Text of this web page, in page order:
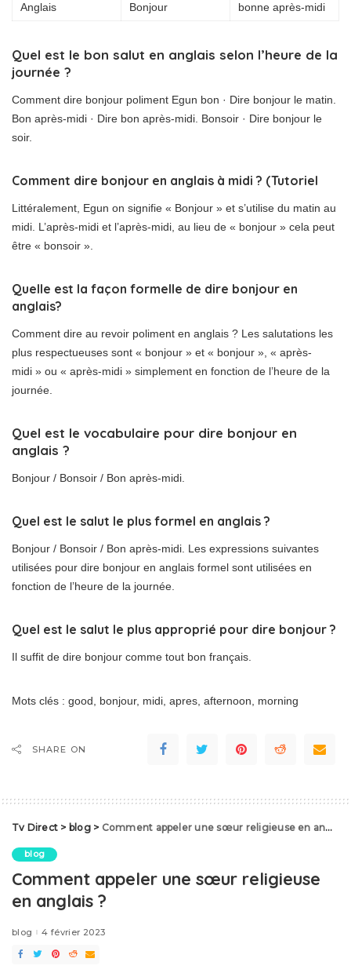
Anglais Bonjour bonne après-midi
Quel est le bon salut en anglais selon l’heure de la
journée ?
Comment dire bonjour poliment Egun bon · Dire bonjour le matin.
Bon après-midi · Dire bon après-midi. Bonsoir · Dire bonjour le
soir.
Comment dire bonjour en anglais à midi ? (Tutoriel
Littéralement, Egun on signifie « Bonjour » et s’utilise du matin au
midi. L’après-midi et l’après-midi, au lieu de « bonjour » cela peut
être « bonsoir ».
Quelle est la façon formelle de dire bonjour en
anglais?
Comment dire au revoir poliment en anglais ? Les salutations les
plus respectueuses sont « bonjour » et « bonjour », « après-
midi » ou « après-midi » simplement en fonction de l’heure de la
journée.
Quel est le vocabulaire pour dire bonjour en
anglais ?
Bonjour / Bonsoir / Bon après-midi.
Quel est le salut le plus formel en anglais ?
Bonjour / Bonsoir / Bon après-midi. Les expressions suivantes
utilisées pour dire bonjour en anglais formel sont utilisées en
fonction de l’heure de la journée.
Quel est le salut le plus approprié pour dire bonjour ?
Il suffit de dire bonjour comme tout bon français.
Mots clés : good, bonjour, midi, apres, afternoon, morning
SHARE ON
Tv Direct > blog> Comment appeler une sœur religieuse en anglais ?
blog
Comment appeler une sœur religieuse
en anglais ?
blog 4 février 2023